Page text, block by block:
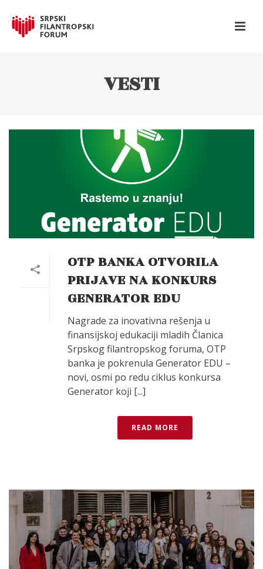
VESTI
OTP BANKA OTVORILA
PRIJAVE NA KONKURS
GENERATOR EDU
Nagrade za inovativna rešenja u
finansijskoj edukaciji mladih Članica
Srpskog filantropskog foruma, OTP
banka je pokrenula Generator EDU –
novi, osmi po redu ciklus konkursa
Generator koji [...]
READ MORE